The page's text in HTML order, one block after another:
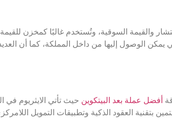
والقيمة السوقية، وتُستخدم غالبًا كمخزن
يمكن الوصول إليها من داخل المملكة، كما أن
أفضل عملة بعد البيتكوين حيث تأتي الايثريوم في